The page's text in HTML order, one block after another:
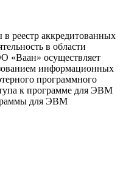
реестр аккредитованных
в области
«Ваан» осуществляет
информационных
программного
к программе для ЭВМ
для ЭВМ